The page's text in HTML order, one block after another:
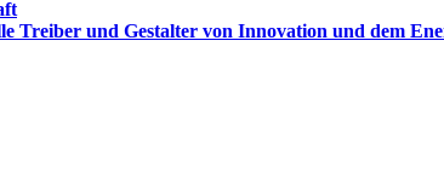
Treiber und Gestalter von Innovation und dem